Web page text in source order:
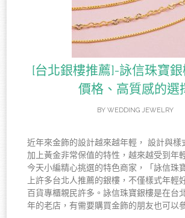
[台北銀樓推薦]-詠信珠寶
價格、高質感的選
BY WEDDING JEWELRY
近年來金飾的設計越來越年輕， 設計與樣
加上黃金非常保值的特性，越來越受到年
今天小編精心挑選的特色商家，「詠信珠
上許多台北人推薦的銀樓，不僅樣式年輕
百貨專櫃親民許多。詠信珠寶銀樓是在台
年的老店，有需要購買金飾的朋友也可以